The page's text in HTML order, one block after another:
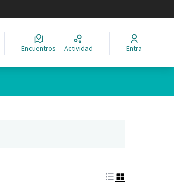
Encuentros Actividad Entra